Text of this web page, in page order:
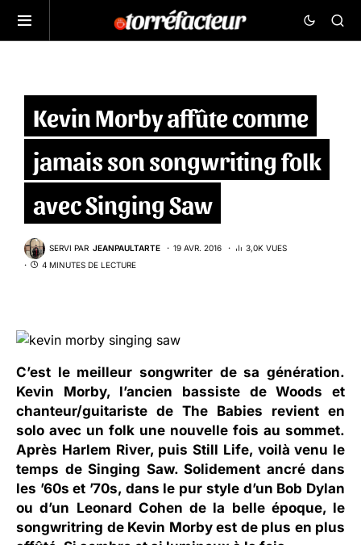
Kevin Morby affûte comme
jamais son songwriting folk
avec Singing Saw
SERVI PAR JEANPAULTARTE 19 AVR. 2016
3,0K VUES
4 MINUTES DE LECTURE
C’est le meilleur songwriter de sa génération.
Kevin Morby, l’ancien bassiste de Woods et
chanteur/guitariste de The Babies revient en
solo avec un folk une nouvelle fois au sommet.
Après Harlem River, puis Still Life, voilà venu le
temps de Singing Saw. Solidement ancré dans
les ’60s et ’70s, dans le pur style d’un Bob Dylan
ou d’un Leonard Cohen de la belle époque, le
songwritring de Kevin Morby est de plus en plus